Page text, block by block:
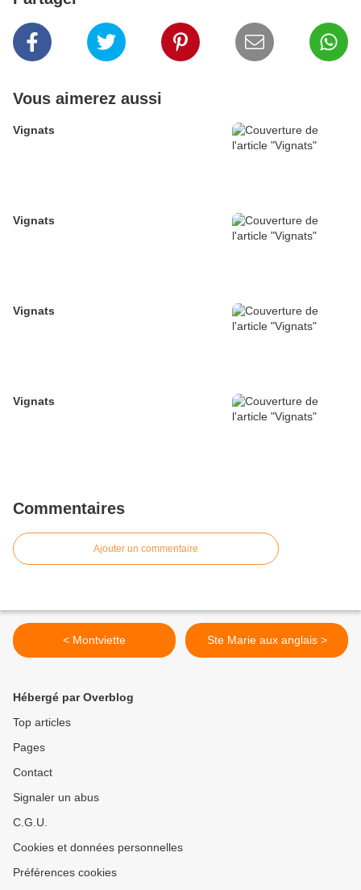
Vous aimerez aussi
Vignats
Vignats
Vignats
Vignats
Commentaires
Ajouter un commentaire
< Montviette Ste Marie aux anglais >
Hébergé par Overblog
Top articles
Pages
Contact
Signaler un abus
C.G.U.
Cookies et données personnelles
Préférences cookies